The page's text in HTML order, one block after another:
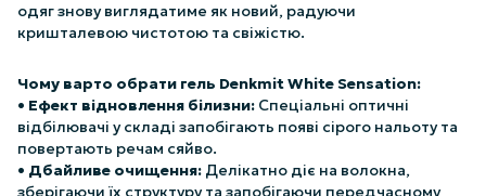
одяг знову виглядатиме як новий, радуючи
кришталевою чистотою та свіжістю.
Чому варто обрати гель Denkmit White Sensation:
• Ефект відновлення білизни: Спеціальні оптичні
відбілювачі у складі запобігають появі сірого нальоту та
повертають речам сяйво.
• Дбайливе очищення: Делікатно діє на волокна,
зберігаючи їх структуру та запобігаючи передчасному